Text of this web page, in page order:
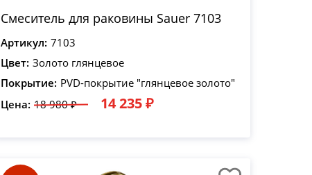
Смеситель для раковины Sauer 7103
Артикул: 7103
Цвет: Золото глянцевое
Покрытие: PVD-покрытие "глянцевое золото"
Цена: 18 980 ₽ 14 235 ₽